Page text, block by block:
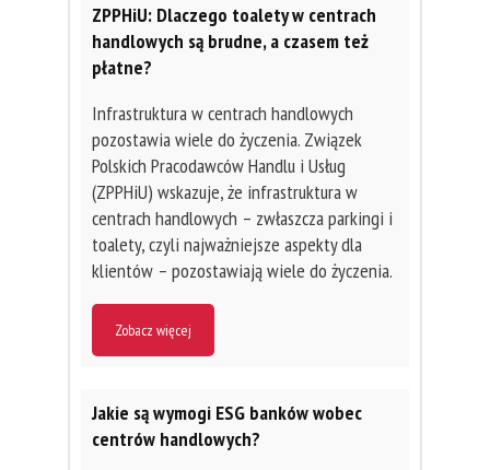
ZPPHiU: Dlaczego toalety w centrach
handlowych są brudne, a czasem też
płatne?
Infrastruktura w centrach handlowych
pozostawia wiele do życzenia. Związek
Polskich Pracodawców Handlu i Usług
(ZPPHiU) wskazuje, że infrastruktura w
centrach handlowych – zwłaszcza parkingi i
toalety, czyli najważniejsze aspekty dla
klientów – pozostawiają wiele do życzenia.
Zobacz więcej
Jakie są wymogi ESG banków wobec
centrów handlowych?